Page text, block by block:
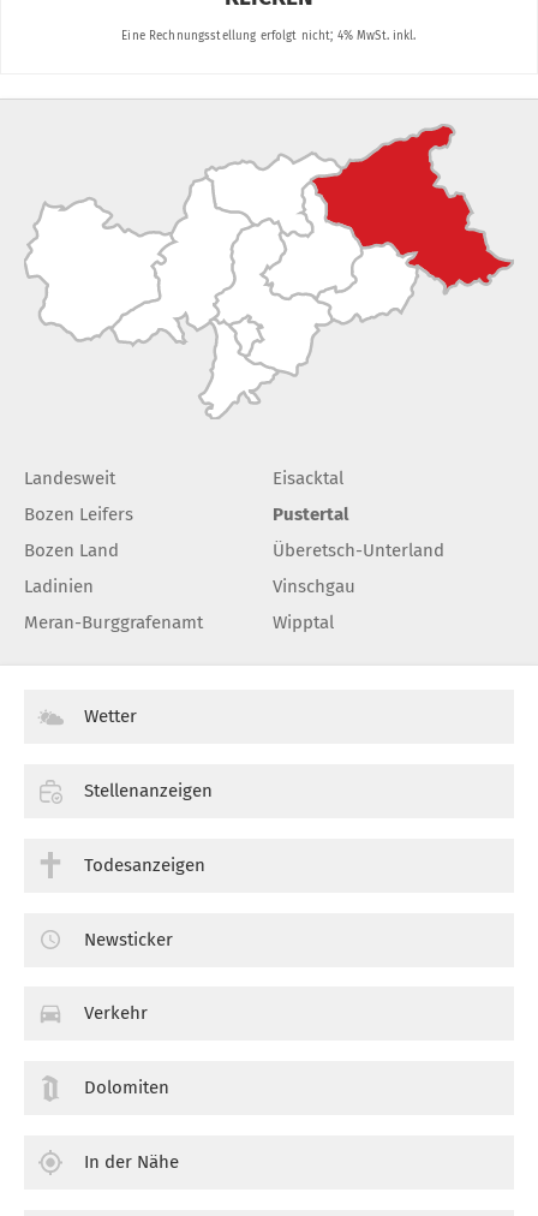
Landesweit
Bozen Leifers
Bozen Land
Ladinien
Meran-Burggrafenamt
Eisacktal
Pustertal
Überetsch-Unterland
Vinschgau
Wipptal
Wetter
Stellenanzeigen
Todesanzeigen
Newsticker
Verkehr
Dolomiten
In der Nähe